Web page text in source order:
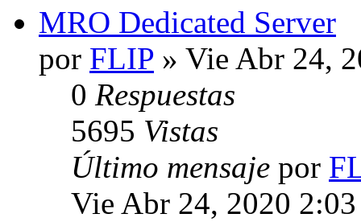
MRO Dedicated Server
por FLIP » Vie Abr 24,
0 Respuestas
5695 Vistas
Último mensaje por
Vie Abr 24, 2020